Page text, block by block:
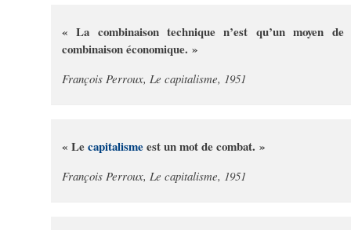
« La combinaison technique n’est qu’un moyen de
combinaison économique. »
François Perroux, Le capitalisme, 1951
« Lecapitalismeest un mot de combat. »
François Perroux, Le capitalisme, 1951